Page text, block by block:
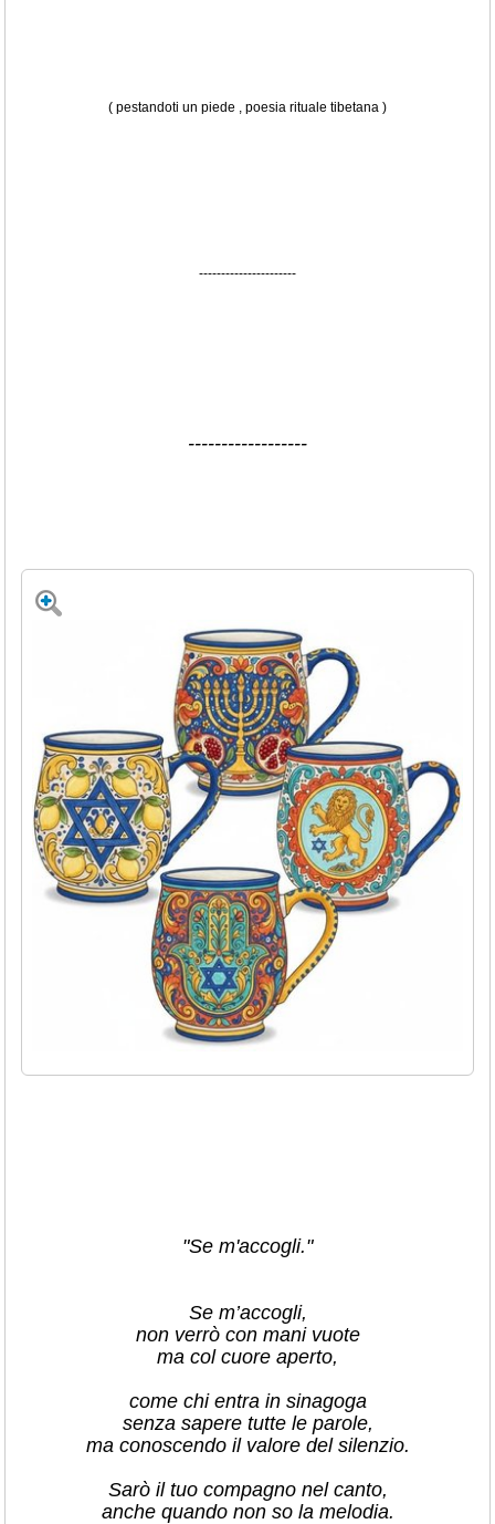
( pestandoti un piede , poesia rituale tibetana )
----------------------
------------------
"Se m'accogli."
Se m’accogli,
non verrò con mani vuote
ma col cuore aperto,
come chi entra in sinagoga
senza sapere tutte le parole,
ma conoscendo il valore del silenzio.
Sarò il tuo compagno nel canto,
anche quando non so la melodia.